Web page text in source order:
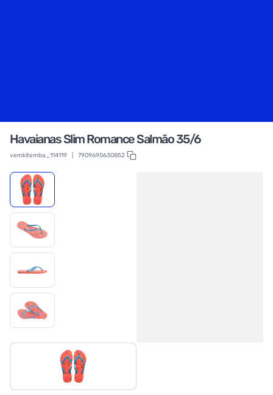
Havaianas Slim Romance Salmão 35/6
vemkitemba_114119 7909690630852